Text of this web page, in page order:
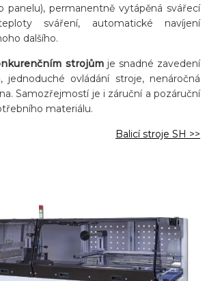
panelu), permanentně vytápěná svářecí
sváření, automatické navíjení
dalšího.
strojůmje snadné zavedení
jednoduché ovládání stroje, nenáročná
Samozřejmostí je i záruční a pozáruční
materiálu.
Balicí stroje SH >>